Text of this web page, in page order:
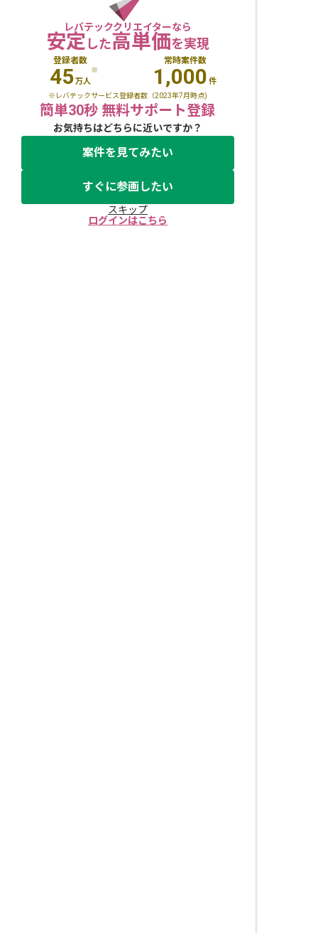
レバテッククリエイターなら
安定した高単価を実現
登録者数
45万人
※
常時案件数
1,000 件
※レバテックサービス登録者数（2023年7月時点)
簡単30秒 無料サポート登録
お気持ちはどちらに近いですか？
案件を見てみたい
すぐに参画したい
スキップ
ログインはこちら